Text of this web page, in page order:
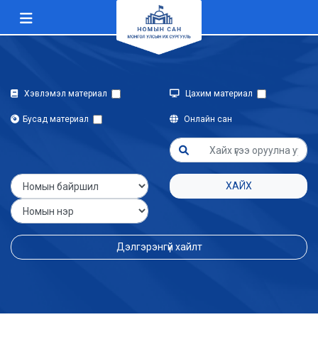
Хэвлэмэл материал Цахим материал
Бусад материал Онлайн сан
ХАЙХ
Дэлгэрэнгүй хайлт